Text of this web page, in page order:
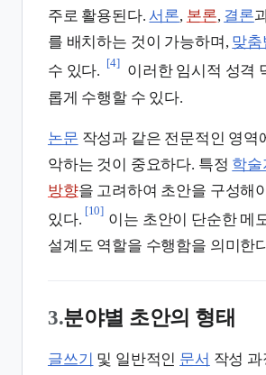
주로 활용된다. 서론, 본론, 결론
를 배치하는 것이 가능하며, 맞춤
수 있다.
[4]
이러한 임시적 성격
롭게 수행할 수 있다.
논문 작성과 같은 전문적인 영역
악하는 것이 중요하다. 특정 학술
방향을 고려하여 초안을 구성해
있다.
[10]
이는 초안이 단순한 메
설계도 역할을 수행함을 의미한
3.분야별 초안의 형태
글쓰기 및 일반적인 문서 작성